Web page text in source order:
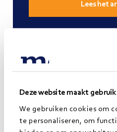
Deze website maakt
We gebruiken cookies om
te personaliseren, om
Lees het
Meer
Wil je verder praten over
geïmplementeerd kan
Neem dan contact op